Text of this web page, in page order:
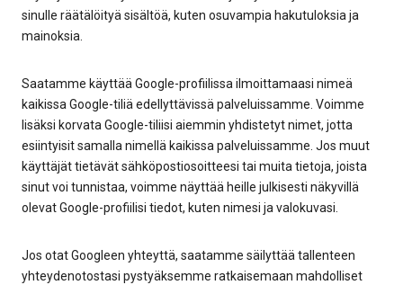
sinulle räätälöityä sisältöä, kuten osuvampia hakutuloksia ja
mainoksia.
Saatamme käyttää Google-profiilissa ilmoittamaasi nimeä
kaikissa Google-tiliä edellyttävissä palveluissamme. Voimme
lisäksi korvata Google-tiliisi aiemmin yhdistetyt nimet, jotta
esiintyisit samalla nimellä kaikissa palveluissamme. Jos muut
käyttäjät tietävät sähköpostiosoitteesi tai muita tietoja, joista
sinut voi tunnistaa, voimme näyttää heille julkisesti näkyvillä
olevat Google-profiilisi tiedot, kuten nimesi ja valokuvasi.
Jos otat Googleen yhteyttä, saatamme säilyttää tallenteen
yhteydenotostasi pystyäksemme ratkaisemaan mahdolliset